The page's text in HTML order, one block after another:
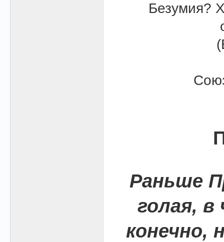
Безумия?
Раньше
голая,
конечно,